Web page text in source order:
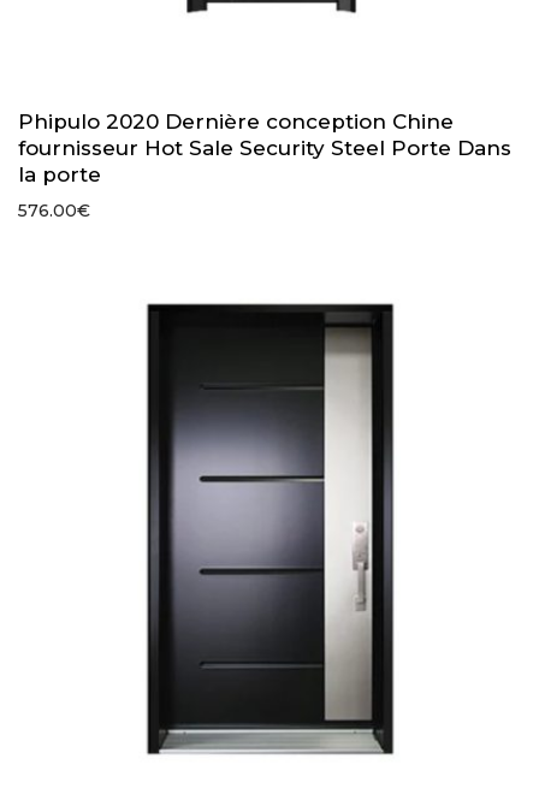
Phipulo 2020 Dernière conception Chine
fournisseur Hot Sale Security Steel Porte Dans
la porte
576.00€